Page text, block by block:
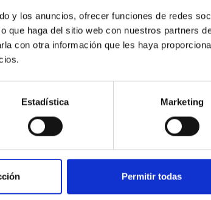
y los anuncios, ofrecer funciones de redes
que haga del sitio web con nuestros partners
con otra información que les haya
Estadística Marketing
Permitir todas
reanalyse 83 data sets observed with the
in LOFAR Deep-Field